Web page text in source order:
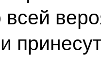
всей